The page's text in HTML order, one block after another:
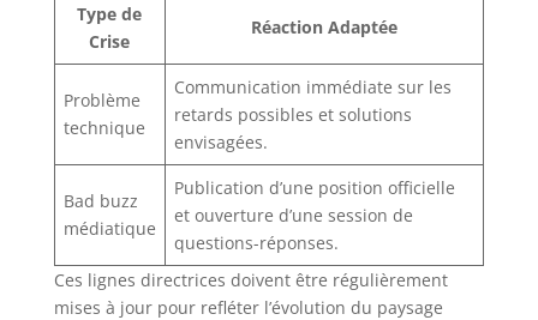
Type de
Crise
Réaction Adaptée
Problème
technique
Communication immédiate sur les
retards possibles et solutions
envisagées.
Bad buzz
médiatique
Publication d’une position officielle
et ouverture d’une session de
questions-réponses.
Ces lignes directrices doivent être régulièrement
mises à jour pour refléter l’évolution du paysage